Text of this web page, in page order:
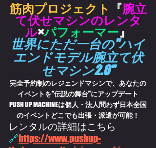
筋肉プロジェクト 『腕立
て伏せマシンのレンタ
ル×パフォーマー 』
世界にただ一台の"ハイ
エンドモデル腕立て伏
せマシン2.0"
完全予約制のレジェンドマシンで、あなたの
イベントを“伝説の舞台”にアップデート
PUSH UP MACHINEは個人・法人問わず日本全国
のイベントどこでも出張・派遣が可能！
レンタルの詳細はこちら
🔗https://www.pushup-